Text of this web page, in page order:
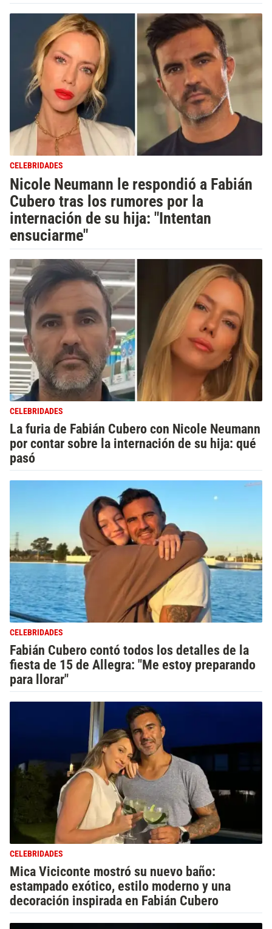
CELEBRIDADES
Nicole Neumann le respondió a Fabián
Cubero tras los rumores por la
internación de su hija: "Intentan
ensuciarme"
CELEBRIDADES
La furia de Fabián Cubero con Nicole Neumann
por contar sobre la internación de su hija: qué
pasó
CELEBRIDADES
Fabián Cubero contó todos los detalles de la
fiesta de 15 de Allegra: "Me estoy preparando
para llorar"
CELEBRIDADES
Mica Viciconte mostró su nuevo baño:
estampado exótico, estilo moderno y una
decoración inspirada en Fabián Cubero